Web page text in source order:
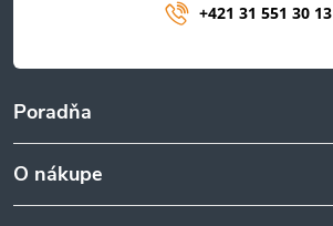
Poradňa
O nákupe
+421 31 551 30 13